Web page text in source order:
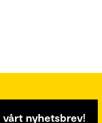
nyhetsbrev!